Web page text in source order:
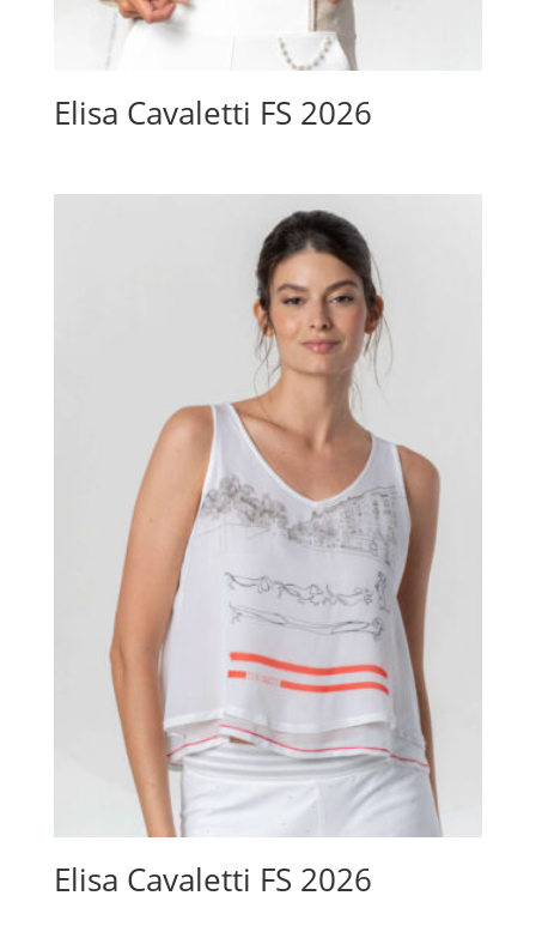
Elisa Cavaletti FS 2026
Elisa Cavaletti FS 2026